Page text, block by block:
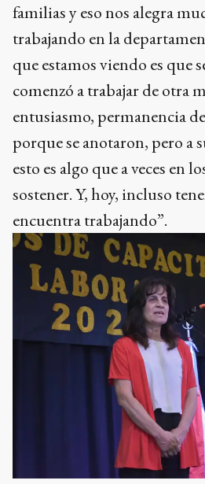
familias y eso nos alegra
trabajando en la
que estamos viendo es que
comenzó a trabajar de otra
entusiasmo, permanencia
porque se anotaron, pero a
esto es algo que a veces en
sostener. Y, hoy, incluso
encuentra trabajando”.